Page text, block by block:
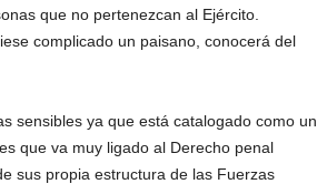
que no pertenezcan al Ejército.
complicado un paisano, conocerá del
sensibles ya que está catalogado como un
que va muy ligado al Derecho penal
sus propia estructura de las Fuerzas